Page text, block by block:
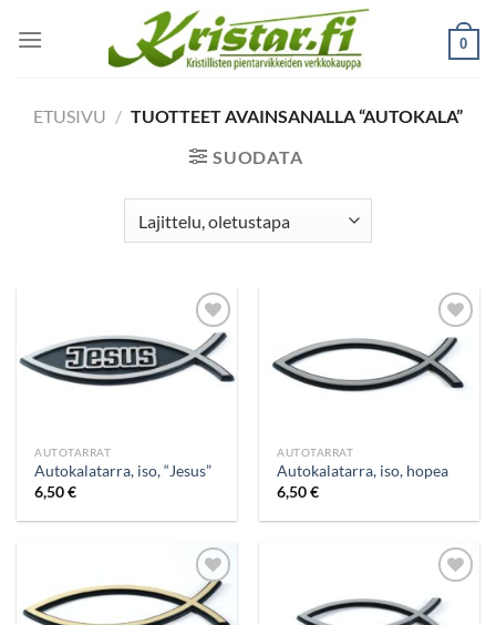
0
ETUSIVU / TUOTTEET AVAINSANALLA “AUTOKALA”
SUODATA
Add to
wishlist
AUTOTARRAT
Autokalatarra, iso, “Jesus”
6,50€
Add to
wishlist
AUTOTARRAT
Autokalatarra, iso, hopea
6,50€
Add to
wishlist
Add to
wishlist